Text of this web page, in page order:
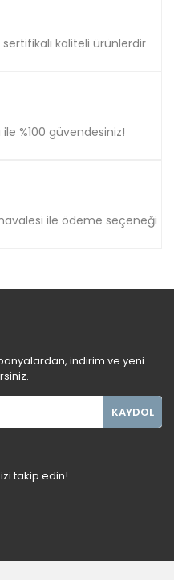
kaliteli ürünlerdir
ile %100 güvendesiniz!
ile ödeme seçeneği
indirim ve yeni
KAYDOL
takip edin!